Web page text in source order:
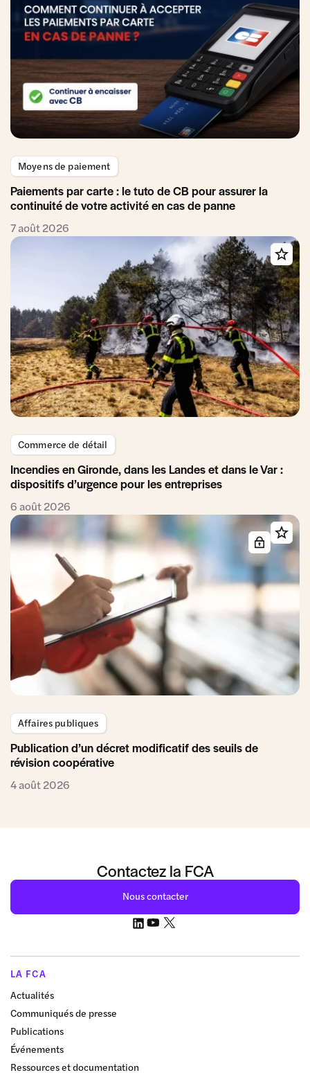
Moyens de paiement
Paiements par carte : le tuto de CB pour assurer la
continuité de votre activité en cas de panne
7 août 2026
Commerce de détail
Incendies en Gironde, dans les Landes et dans le Var :
dispositifs d’urgence pour les entreprises
6 août 2026
Affaires publiques
Publication d’un décret modificatif des seuils de
révision coopérative
4 août 2026
Contactez la FCA
Nous contacter
LA FCA
Actualités
Communiqués de presse
Publications
Événements
Ressources et documentation